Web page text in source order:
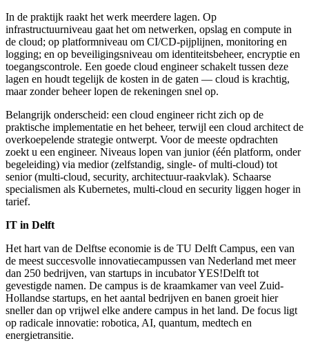
In de praktijk raakt het werk meerdere lagen. Op
infrastructuurniveau gaat het om netwerken, opslag en compute in
de cloud; op platformniveau om CI/CD-pijplijnen, monitoring en
logging; en op beveiligingsniveau om identiteitsbeheer, encryptie en
toegangscontrole. Een goede cloud engineer schakelt tussen deze
lagen en houdt tegelijk de kosten in de gaten — cloud is krachtig,
maar zonder beheer lopen de rekeningen snel op.
Belangrijk onderscheid: een cloud engineer richt zich op de
praktische implementatie en het beheer, terwijl een cloud architect de
overkoepelende strategie ontwerpt. Voor de meeste opdrachten
zoekt u een engineer. Niveaus lopen van junior (één platform, onder
begeleiding) via medior (zelfstandig, single- of multi-cloud) tot
senior (multi-cloud, security, architectuur-raakvlak). Schaarse
specialismen als Kubernetes, multi-cloud en security liggen hoger in
tarief.
IT in Delft
Het hart van de Delftse economie is de TU Delft Campus, een van
de meest succesvolle innovatiecampussen van Nederland met meer
dan 250 bedrijven, van startups in incubator YES!Delft tot
gevestigde namen. De campus is de kraamkamer van veel Zuid-
Hollandse startups, en het aantal bedrijven en banen groeit hier
sneller dan op vrijwel elke andere campus in het land. De focus ligt
op radicale innovatie: robotica, AI, quantum, medtech en
energietransitie.